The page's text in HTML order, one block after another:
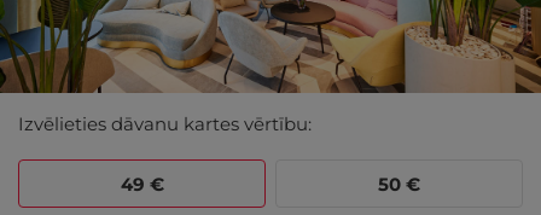
Izvēlieties dāvanu kartes vērtību:
49 € 50 €